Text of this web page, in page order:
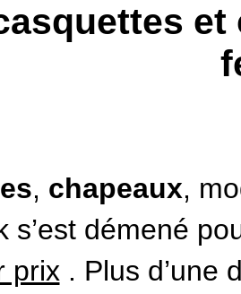
et
, chapeaux,
s’est démené
prix . Plus d’une